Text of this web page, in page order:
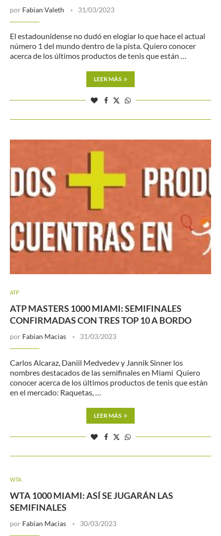
por Fabian Valeth 31/03/2023
El estadounidense no dudó en elogiar lo que hace el actual
número 1 del mundo dentro de la pista. Quiero conocer
acerca de los últimos productos de tenis que están …
LEER MÁS
ATP
ATP MASTERS 1000 MIAMI: SEMIFINALES
CONFIRMADAS CON TRES TOP 10 A BORDO
por Fabian Macias 31/03/2023
Carlos Alcaraz, Daniil Medvedev y Jannik Sinner los
nombres destacados de las semifinales en Miami Quiero
conocer acerca de los últimos productos de tenis que están
en el mercado: Raquetas, …
LEER MÁS
WTA
WTA 1000 MIAMI: ASÍ SE JUGARÁN LAS
SEMIFINALES
por Fabian Macias 30/03/2023